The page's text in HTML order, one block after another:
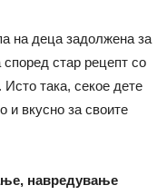
на деца задолжена за
според стар рецепт со
Исто така, секое дете
и вкусно за своите
навредување